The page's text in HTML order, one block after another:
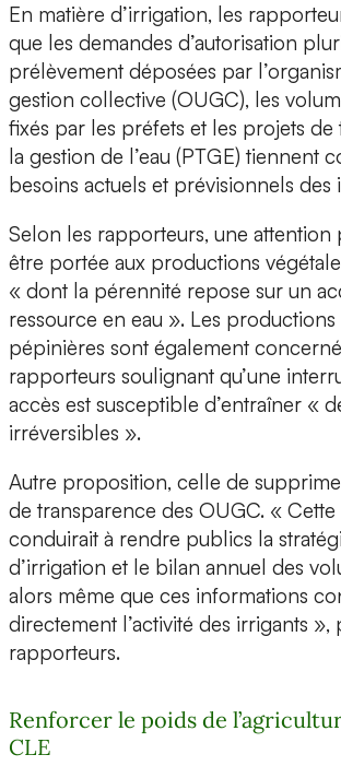
En matière d’irrigation, les
que les demandes d’autorisation
prélèvement déposées par
gestion collective (OUGC), les
fixés par les préfets et les projets
la gestion de l’eau (PTGE) tiennent
besoins actuels et prévisionnels des
Selon les rapporteurs, une attention
être portée aux productions
« dont la pérennité repose sur un
ressource en eau ». Les
pépinières sont également
rapporteurs soulignant qu’une
accès est susceptible d’entraîner «
irréversibles ».
Autre proposition, celle de
de transparence des OUGC. « Cette
conduirait à rendre publics la
d’irrigation et le bilan annuel des
alors même que ces informations
directement l’activité des irrigants »,
rapporteurs.
Renforcer le poids de
CLE